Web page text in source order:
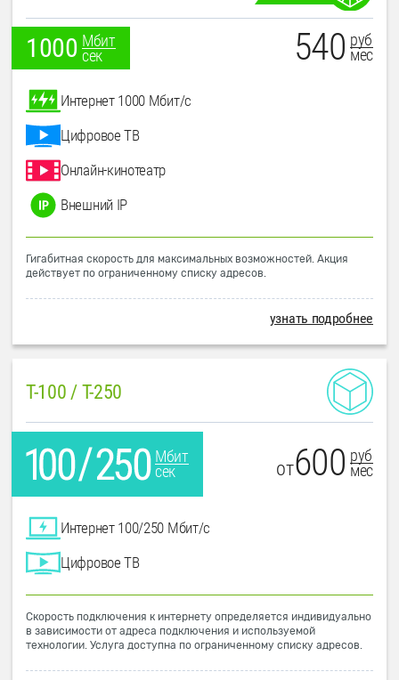
1000 Мбит
сек
540 руб
мес
Интернет 1000 Мбит/с
Цифровое ТВ
Онлайн-кинотеатр
Внешний IP
Гигабитная скорость для максимальных возможностей. Акция
действует по ограниченному списку адресов.
узнать подробнее
T-100 / T-250
Мбит
сек
от600 руб
мес
Интернет 100/250 Мбит/с
Цифровое ТВ
Скорость подключения к интернету определяется индивидуально
в зависимости от адреса подключения и используемой
технологии. Услуга доступна по ограниченному списку адресов.